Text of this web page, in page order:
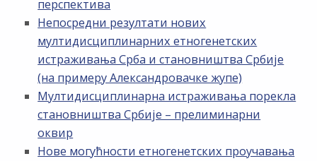
перспектива
Непосредни резултати нових
мултидисциплинарних етногенетских
истраживања Срба и становништва Србије
(на примеру Александровачке жупе)
Мултидисциплинарна истраживања порекла
становништва Србије – прелиминарни
оквир
Нове могућности етногенетских проучавања